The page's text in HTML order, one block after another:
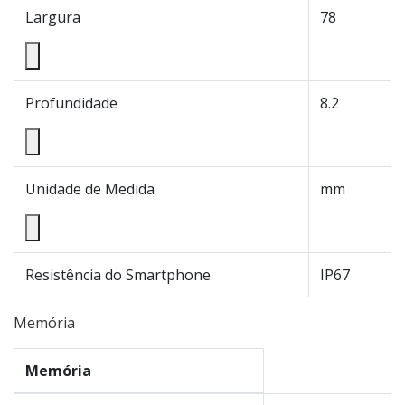
Largura 78
Profundidade 8.2
Unidade de Medida mm
Resistência do Smartphone IP67
Memória
Memória